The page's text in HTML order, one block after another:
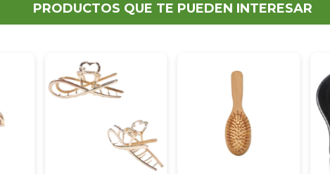
PRODUCTOS QUE TE PUEDEN INTERESAR